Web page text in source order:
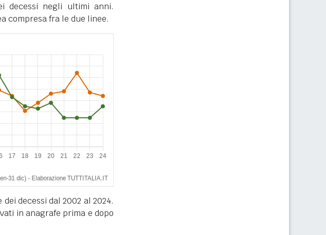
decessi negli ultimi anni.
compresa fra le due linee.
decessi dal 2002 al 2024.
in anagrafe prima e dopo